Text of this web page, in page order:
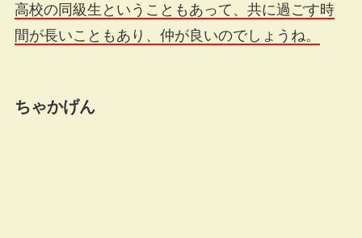
高校の同級生ということもあって、共に過ごす時
間が長いこともあり、仲が良いのでしょうね。
ちゃかげん